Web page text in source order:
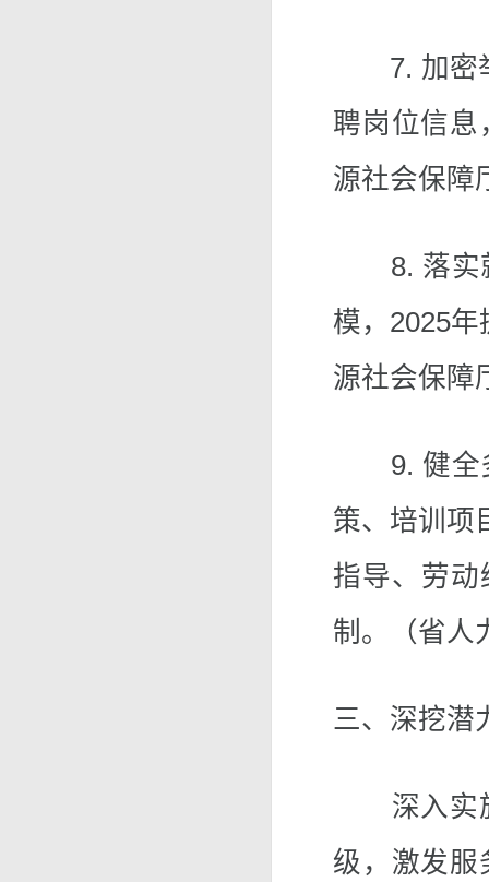
7. 加密举
聘岗位信息
源社会保障
8. 落实就
模，2025
源社会保障
9. 健全多
策、培训项
指导、劳动
制。（省人
三、深挖潜
深入实施
级，激发服